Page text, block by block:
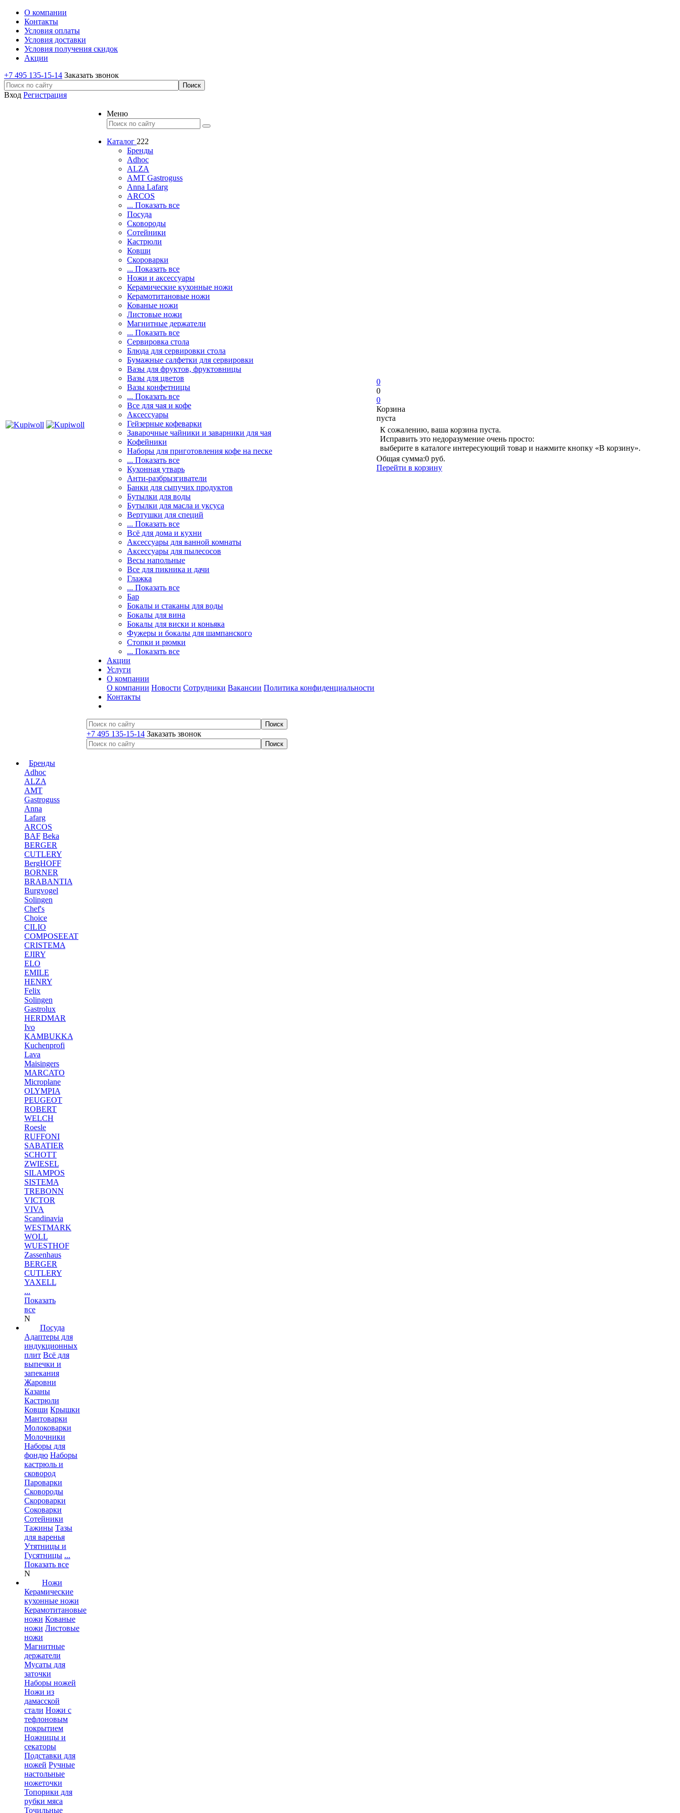
О компании
Контакты
Условия оплаты
Условия доставки
Условия получения скидок
Акции
+7 495 135-15-14 Заказать звонок
Вход Регистрация
Меню
Каталог 222
Бренды
Adhoc
ALZA
AMT Gastroguss
Anna Lafarg
ARCOS
... Показать все
Посуда
Сковороды
Сотейники
Кастрюли
Ковши
Скороварки
... Показать все
Ножи и аксессуары
Керамические кухонные ножи
Керамотитановые ножи
Кованые ножи
Листовые ножи
Магнитные держатели
... Показать все
Сервировка стола
Блюда для сервировки стола
Бумажные салфетки для сервировки
Вазы для фруктов, фруктовницы
Вазы для цветов
Вазы конфетницы
... Показать все
Все для чая и кофе
Аксессуары
Гейзерные кофеварки
Заварочные чайники и заварники для чая
Кофейники
Наборы для приготовления кофе на песке
... Показать все
Кухонная утварь
Анти-разбрызгиватели
Банки для сыпучих продуктов
Бутылки для воды
Бутылки для масла и уксуса
Вертушки для специй
... Показать все
Всё для дома и кухни
Аксессуары для ванной комнаты
Аксессуары для пылесосов
Весы напольные
Все для пикника и дачи
Глажка
... Показать все
Бар
Бокалы и стаканы для воды
Бокалы для вина
Бокалы для виски и коньяка
Фужеры и бокалы для шампанского
Стопки и рюмки
... Показать все
Акции
Услуги
О компании
О компании Новости Сотрудники Вакансии Политика конфиденциальности
Контакты
+7 495 135-15-14 Заказать звонок
0
0
0
Корзина
пуста
К сожалению, ваша корзина пуста.
Исправить это недоразумение очень просто:
выберите в каталоге интересующий товар и нажмите кнопку «В корзину».
Общая сумма:0 руб.
Перейти в корзину
Бренды
Adhoc
ALZA
AMT
Gastroguss
Anna
Lafarg
ARCOS
BAF Beka
BERGER
CUTLERY
BergHOFF
BORNER
BRABANTIA
Burgvogel
Solingen
Chef's
Choice
CILIO
COMPOSEEAT
CRISTEMA
EJIRY
ELO
EMILE
HENRY
Felix
Solingen
Gastrolux
HERDMAR
Ivo
KAMBUKKA
Kuchenprofi
Lava
Maisingers
MARCATO
Microplane
OLYMPIA
PEUGEOT
ROBERT
WELCH
Roesle
RUFFONI
SABATIER
SCHOTT
ZWIESEL
SILAMPOS
SISTEMA
TREBONN
VICTOR
VIVA
Scandinavia
WESTMARK
WOLL
WUESTHOF
Zassenhaus
BERGER
CUTLERY
YAXELL
...
Показать
все
N
Посуда
Адаптеры для
индукционных
плит Всё для
выпечки и
запекания
Жаровни
Казаны
Кастрюли
Ковши Крышки
Мантоварки
Молоковарки
Молочники
Наборы для
фондю Наборы
кастрюль и
сковород
Пароварки
Сковороды
Скороварки
Соковарки
Сотейники
Тажины Тазы
для варенья
Утятницы и
Гусятницы ...
Показать все
N
Ножи
Керамические
кухонные ножи
Керамотитановые
ножи Кованые
ножи Листовые
ножи
Магнитные
держатели
Мусаты для
заточки
Наборы ножей
Ножи из
дамасской
стали Ножи с
тефлоновым
покрытием
Ножницы и
секаторы
Подставки для
ножей Ручные
настольные
ножеточки
Топорики для
рубки мяса
Точильные